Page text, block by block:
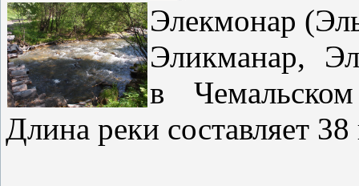
Элекмонар
Эликманар,
в
Длина реки составляет